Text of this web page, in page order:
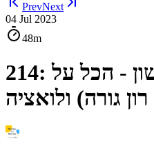
PrevNext
04 Jul 2023
48m
214: הגיוס הראשון - הכל על